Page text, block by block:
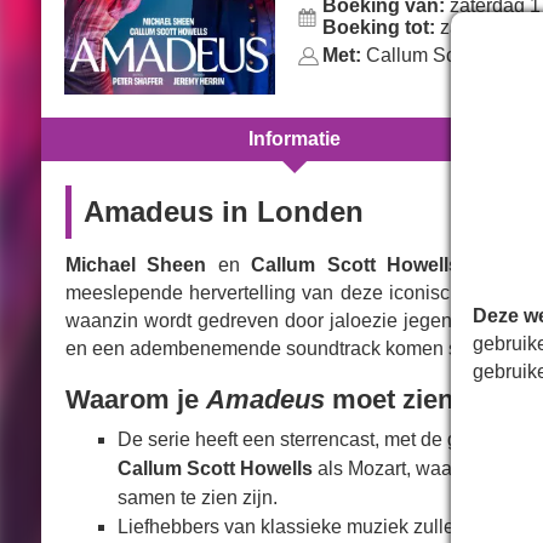
Boeking van: zaterdag
Boeking tot: zaterdag 7
Met: Callum Scott
Informatie
Amadeus in Londen
Michael Sheen enCallum Scott Howells keren
meeslepende hervertelling van deze iconische
waanzin wordt gedreven door jaloezie jegens het
en een adembenemende soundtrack komen samen
Waarom je Amadeusmoet zien
De serie heeft een sterrencast, met de geweldige
Callum Scott Howellsals Mozart, waarmee de
samen te zien zijn.
Liefhebbers van klassieke muziek zullen
Deze